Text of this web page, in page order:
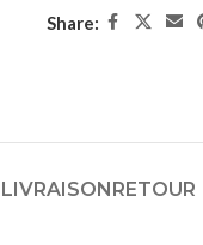
Share:
LIVRAISONRETOUR